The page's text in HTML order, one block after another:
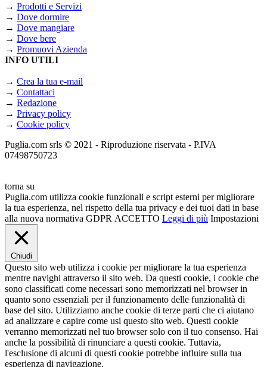
→ Prodotti e Servizi
→ Dove dormire
→ Dove mangiare
→ Dove bere
→ Promuovi Azienda
INFO UTILI
→ Crea la tua e-mail
→ Contattaci
→ Redazione
→ Privacy policy
→ Cookie policy
Puglia.com srls © 2021 - Riproduzione riservata - P.IVA
07498750723
torna su
Puglia.com utilizza cookie funzionali e script esterni per migliorare
la tua esperienza, nel rispetto della tua privacy e dei tuoi dati in base
alla nuova normativa GDPR ACCETTO Leggi di più Impostazioni
Chiudi
Questo sito web utilizza i cookie per migliorare la tua esperienza
mentre navighi attraverso il sito web. Da questi cookie, i cookie che
sono classificati come necessari sono memorizzati nel browser in
quanto sono essenziali per il funzionamento delle funzionalità di
base del sito. Utilizziamo anche cookie di terze parti che ci aiutano
ad analizzare e capire come usi questo sito web. Questi cookie
verranno memorizzati nel tuo browser solo con il tuo consenso. Hai
anche la possibilità di rinunciare a questi cookie. Tuttavia,
l'esclusione di alcuni di questi cookie potrebbe influire sulla tua
esperienza di navigazione.